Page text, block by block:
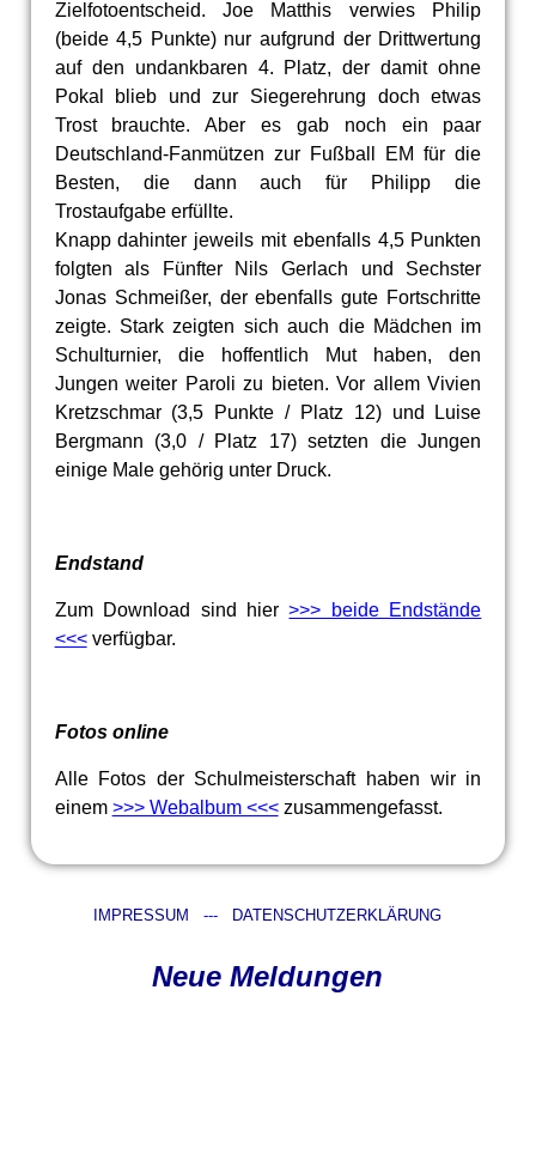
Zielfotoentscheid. Joe Matthis verwies Philip
(beide 4,5 Punkte) nur aufgrund der Drittwertung
auf den undankbaren 4. Platz, der damit ohne
Pokal blieb und zur Siegerehrung doch etwas
Trost brauchte. Aber es gab noch ein paar
Deutschland-Fanmützen zur Fußball EM für die
Besten, die dann auch für Philipp die
Trostaufgabe erfüllte.
Knapp dahinter jeweils mit ebenfalls 4,5 Punkten
folgten als Fünfter Nils Gerlach und Sechster
Jonas Schmeißer, der ebenfalls gute Fortschritte
zeigte. Stark zeigten sich auch die Mädchen im
Schulturnier, die hoffentlich Mut haben, den
Jungen weiter Paroli zu bieten. Vor allem Vivien
Kretzschmar (3,5 Punkte / Platz 12) und Luise
Bergmann (3,0 / Platz 17) setzten die Jungen
einige Male gehörig unter Druck.
Endstand
Zum Download sind hier>>> beide Endstände
<<<verfügbar.
Fotos online
Alle Fotos der Schulmeisterschaft haben wir in
einem >>> Webalbum <<<zusammengefasst.
IMPRESSUM --- DATENSCHUTZERKLÄRUNG
Neue Meldungen